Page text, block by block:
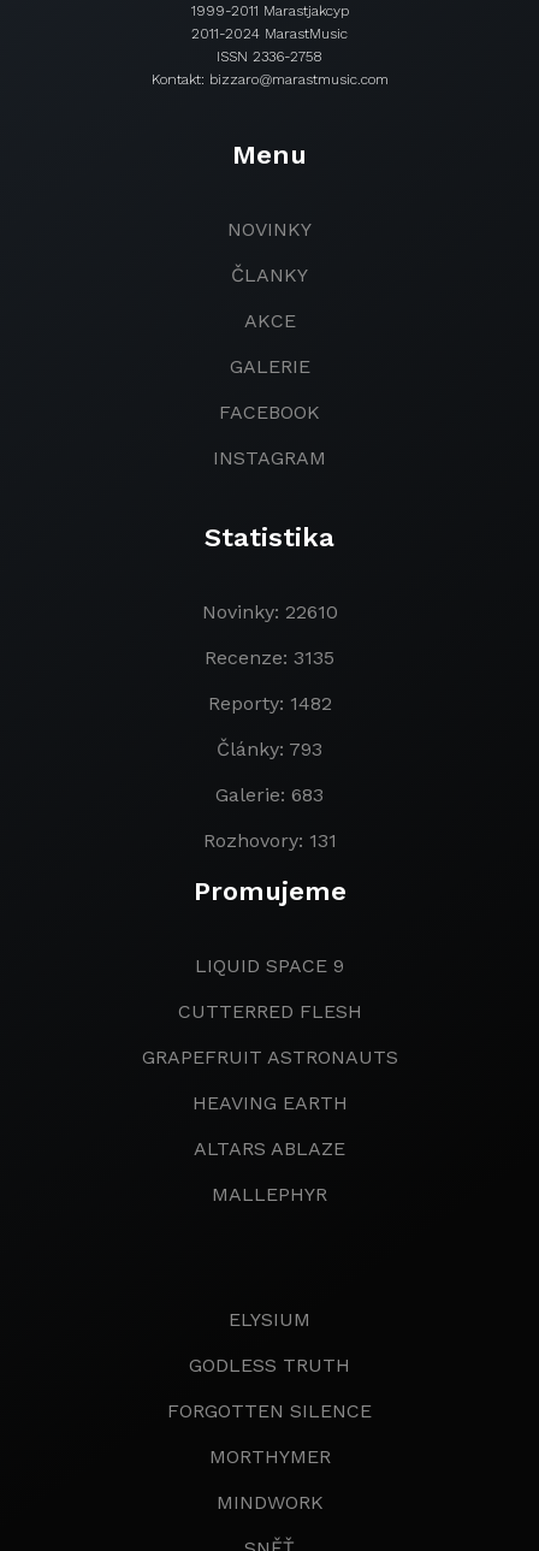
1999-2011 Marastjakcyp
2011-2024 MarastMusic
ISSN 2336-2758
Kontakt: bizzaro@marastmusic.com
Menu
NOVINKY
ČLANKY
AKCE
GALERIE
FACEBOOK
INSTAGRAM
Statistika
Novinky: 22610
Recenze: 3135
Reporty: 1482
Články: 793
Galerie: 683
Rozhovory: 131
Promujeme
LIQUID SPACE 9
CUTTERRED FLESH
GRAPEFRUIT ASTRONAUTS
HEAVING EARTH
ALTARS ABLAZE
MALLEPHYR
ELYSIUM
GODLESS TRUTH
FORGOTTEN SILENCE
MORTHYMER
MINDWORK